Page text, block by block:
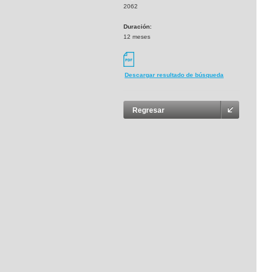
2062
Duración:
12 meses
Descargar resultado de búsqueda
Regresar